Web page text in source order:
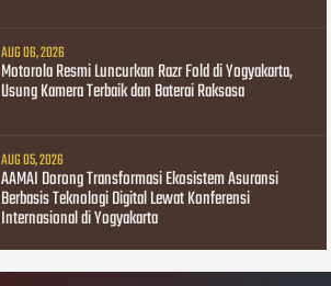
AUG 06, 2026
Motorola Resmi Luncurkan Razr Fold di Yogyakarta,
Usung Kamera Terbaik dan Baterai Raksasa
AUG 05, 2026
AAMAI Dorong Transformasi Ekosistem Asuransi
Berbasis Teknologi Digital Lewat Konferensi
Internasional di Yogyakarta